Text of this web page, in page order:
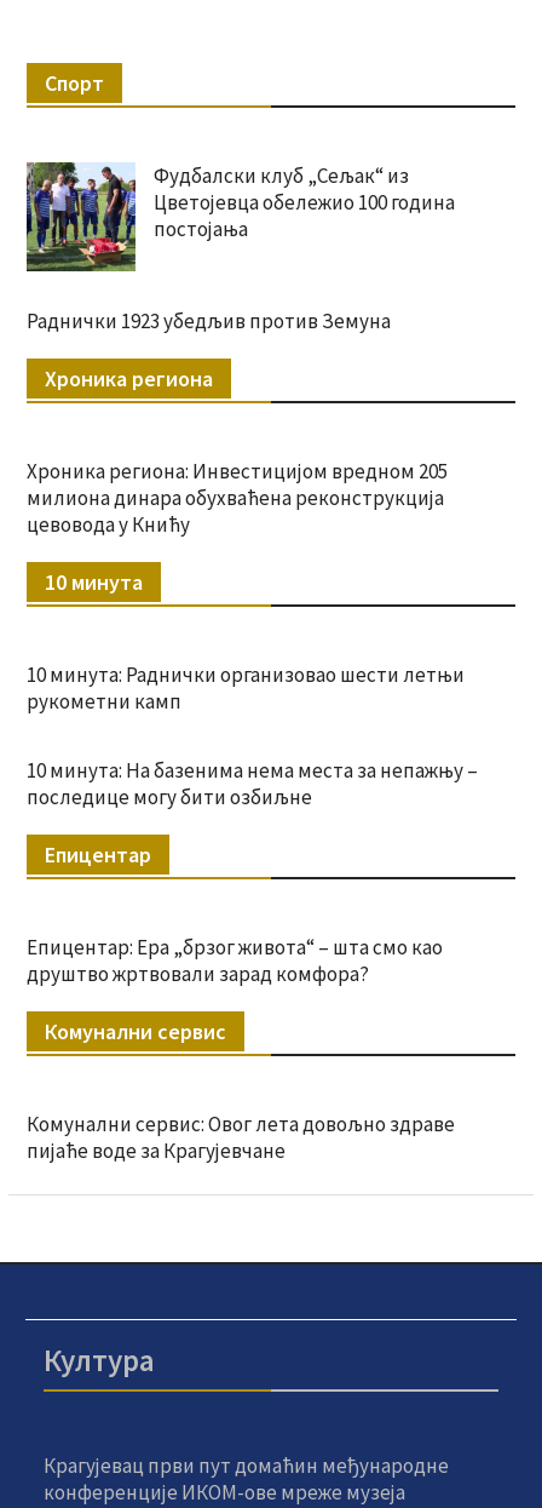
Спорт
Фудбалски клуб „Сељак“ из
Цветојевца обележио 100 година
постојања
Раднички 1923 убедљив против Земуна
Хроника региона
Хроника региона: Инвестицијом вредном 205
милиона динара обухваћена реконструкција
цевовода у Книћу
10 минута
10 минута: Раднички организовао шести летњи
рукометни камп
10 минута: На базенима нема места за непажњу –
последице могу бити озбиљне
Епицентар
Епицентар: Ера „брзог живота“ – шта смо као
друштво жртвовали зарад комфора?
Комунални сервис
Комунални сервис: Овог лета довољно здраве
пијаће воде за Крагујевчане
Култура
Крагујевац први пут домаћин међународне
конференције ИКОМ-ове мреже музеја